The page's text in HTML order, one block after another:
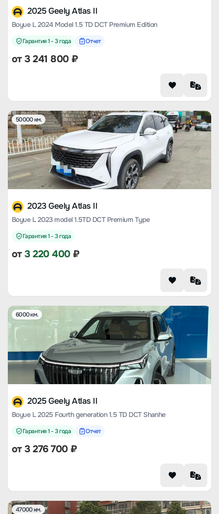
2025 Geely Atlas II
Boyue L 2024 Model 1.5 TD DCT Premium Edition
Гарантия 1 - 3 года Отчет
от3 241 800₽
50000 км.
2023 Geely Atlas II
Boyue L 2023 model 1.5TD DCT Premium Type
Гарантия 1 - 3 года
от3 220 400₽
6000 км.
2025 Geely Atlas II
Boyue L 2025 Fourth generation 1.5 TD DCT Shanhe
Гарантия 1 - 3 года Отчет
от3 276 700₽
47000 км.